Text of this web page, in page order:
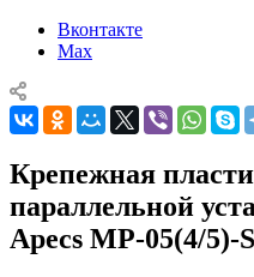
Вконтакте
Max
Крепежная
параллельной
Apecs MP-05(4/5)-